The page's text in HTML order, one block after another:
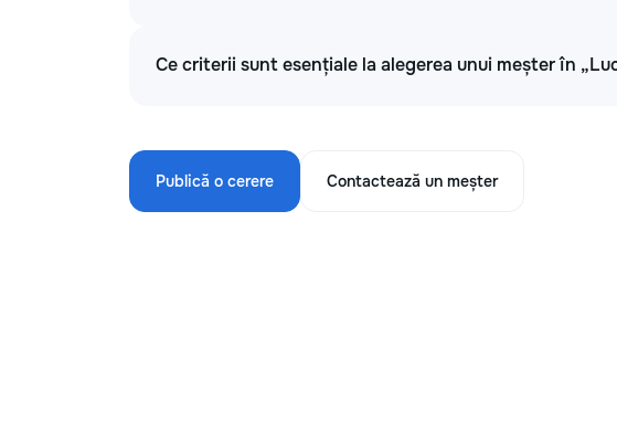
Ce criterii sunt esențiale la alegerea unui meșter în
Publică o cerere Contactează un meșter